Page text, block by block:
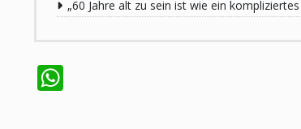
„60 Jahre alt zu sein ist wie ein